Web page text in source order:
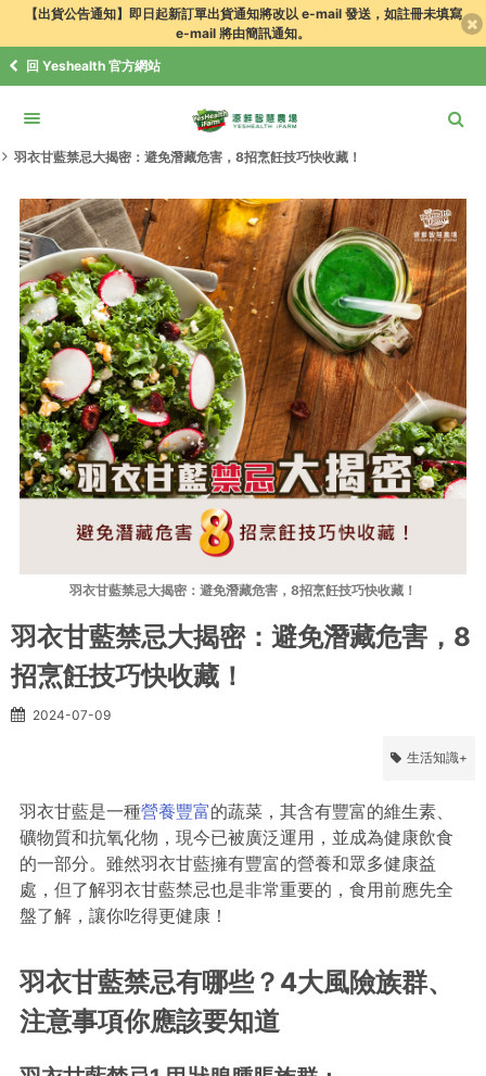
【出貨公告通知】即日起新訂單出貨通知將改以 e-mail 發送，如註冊未填寫
e-mail 將由簡訊通知。
回 Yeshealth 官方網站
生活知識+
羽衣甘藍禁忌大揭密：避免潛藏危害，8招烹飪技巧快收藏！
羽衣甘藍禁忌大揭密：避免潛藏危害，8招烹飪技巧快收藏！
羽衣甘藍禁忌大揭密：避免潛藏危害，8
招烹飪技巧快收藏！
2024-07-09
生活知識+
羽衣甘藍是一種營養豐富的蔬菜，其含有豐富的維生素、
礦物質和抗氧化物，現今已被廣泛運用，並成為健康飲食
的一部分。雖然羽衣甘藍擁有豐富的營養和眾多健康益
處，但了解羽衣甘藍禁忌也是非常重要的，食用前應先全
盤了解，讓你吃得更健康！
羽衣甘藍禁忌有哪些？4大風險族群、
注意事項你應該要知道